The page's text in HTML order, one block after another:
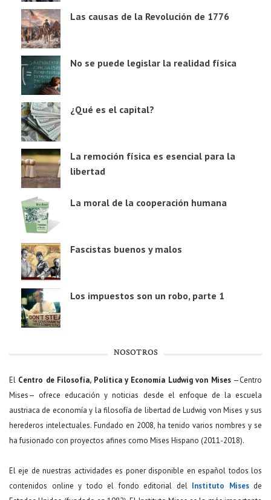
Las causas de la Revolución de 1776
No se puede legislar la realidad física
¿Qué es el capital?
La remoción física es esencial para la
libertad
La moral de la cooperación humana
Fascistas buenos y malos
Los impuestos son un robo, parte 1
NOSOTROS
El Centro de Filosofía, Política y Economía Ludwig von Mises—Centro
Mises— ofrece educación y noticias desde el enfoque de la escuela
austriaca de economía y la filosofía de libertad de Ludwig von Mises y sus
herederos intelectuales. Fundado en 2008, ha tenido varios nombres y se
ha fusionado con proyectos afines como Mises Hispano (2011-2018).
El eje de nuestras actividades es poner disponible en español todos los
contenidos online y todo el fondo editorial del Instituto Misesde